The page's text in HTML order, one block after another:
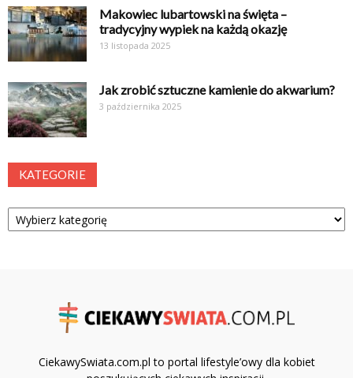
Makowiec lubartowski na święta –
tradycyjny wypiek na każdą okazję
13 listopada 2025
Jak zrobić sztuczne kamienie do akwarium?
3 października 2025
KATEGORIE
Kategorie
CiekawySwiata.com.pl to portal lifestyle’owy dla kobiet